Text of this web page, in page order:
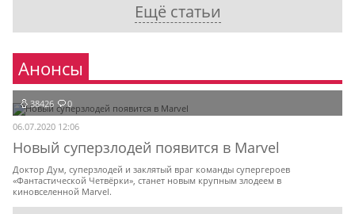
Ещё статьи
Анонсы
38426 0
06.07.2020 12:06
Новый суперзлодей появится в Marvel
Доктор Дум, суперзлодей и заклятый враг команды супергероев
«Фантастической Четвёрки», станет новым крупным злодеем в
киновселенной Marvel.